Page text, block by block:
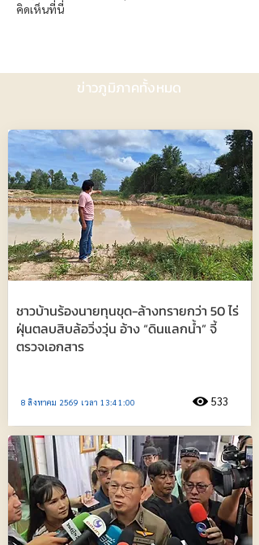
คิดเห็นที่นี่
ข่าวภูมิภาคทั้งหมด
ชาวบ้านร้องนายทุนขุด-ล้างทรายกว่า 50 ไร่
ฝุ่นตลบสิบล้อวิ่งวุ่น อ้าง “ดินแลกน้ำ” จี้
ตรวจเอกสาร
8 สิงหาคม 2569 เวลา 13:41:00 533